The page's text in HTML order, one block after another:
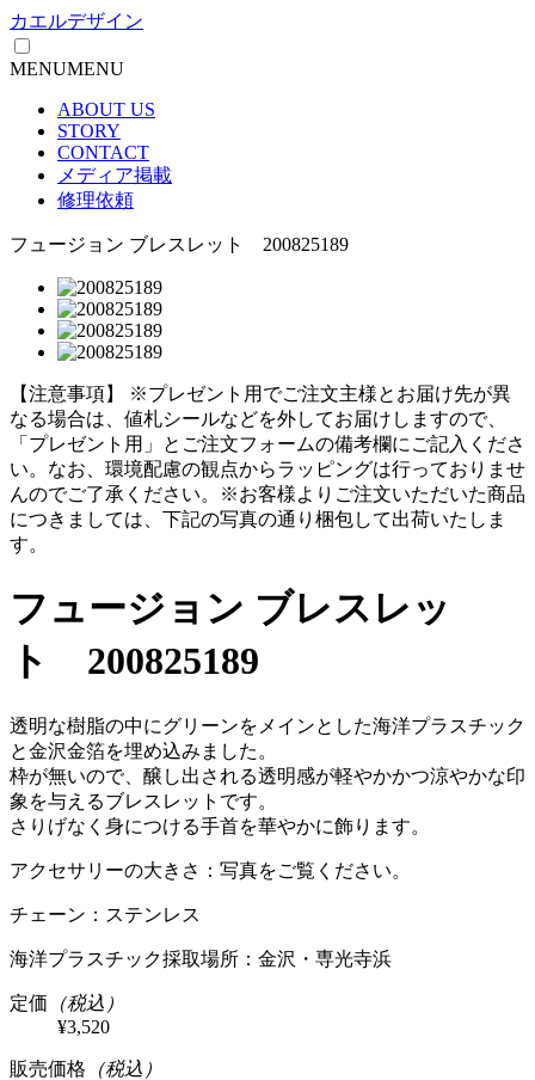
カエルデザイン
MENUMENU
ABOUT US
STORY
CONTACT
メディア掲載
修理依頼
フュージョン ブレスレット 200825189
【注意事項】
※プレゼント用でご注文主様とお届け先が異
なる場合は、値札シールなどを外してお届けしますので、
「プレゼント用」とご注文フォームの備考欄にご記入くださ
い。 なお、環境配慮の観点からラッピングは行っておりませ
んのでご了承ください。
※お客様よりご注文いただいた商品
につきましては、下記の写真の通り梱包して出荷いたしま
す。
フュージョン ブレスレッ
ト 200825189
透明な樹脂の中にグリーンをメインとした海洋プラスチック
と金沢金箔を埋め込みました。
枠が無いので、醸し出される透明感が軽やかかつ涼やかな印
象を与えるブレスレットです。
さりげなく身につける手首を華やかに飾ります。
アクセサリーの大きさ：写真をご覧ください。
チェーン：ステンレス
海洋プラスチック採取場所：金沢・専光寺浜
定価 （税込）
¥3,520
販売価格 （税込）